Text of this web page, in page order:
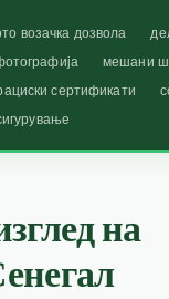
возачка дозвола
мешани
сертификати
на